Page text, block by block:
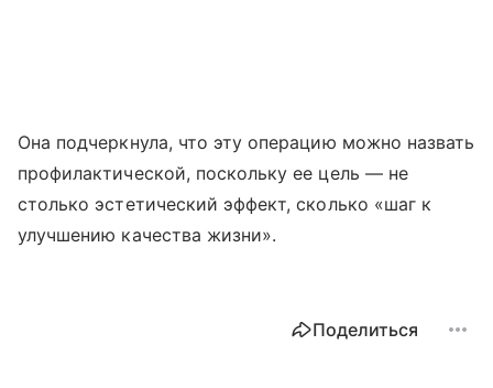
Она подчеркнула, что эту операцию можно назвать
профилактической, поскольку ее цель — не
столько эстетический эффект, сколько «шаг к
улучшению качества жизни».
Поделиться